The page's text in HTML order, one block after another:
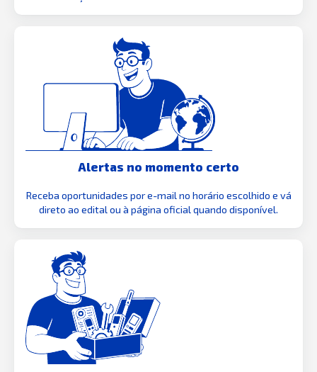
Alertas no momento certo
Receba oportunidades por e-mail no horário escolhido e vá
direto ao edital ou à página oficial quando disponível.